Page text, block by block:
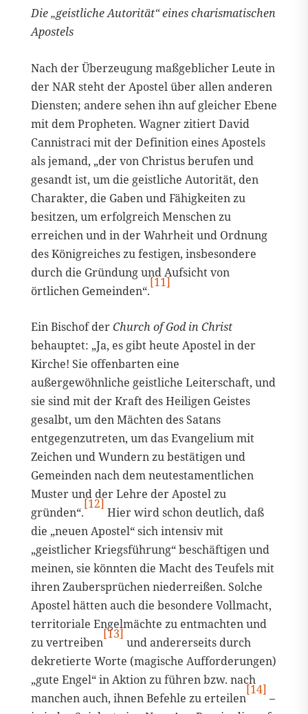
Die „geistliche Autorität“ eines charismatischen
Apostels
Nach der Überzeugung maßgeblicher Leute in
der NAR steht der Apostel über allen anderen
Diensten; andere sehen ihn auf gleicher Ebene
mit dem Propheten. Wagner zitiert David
Cannistraci mit der Definition eines Apostels
als jemand, „der von Christus berufen und
gesandt ist, um die geistliche Autorität, den
Charakter, die Gaben und Fähigkeiten zu
besitzen, um erfolgreich Menschen zu
erreichen und in der Wahrheit und Ordnung
des Königreiches zu festigen, insbesondere
durch die Gründung und Aufsicht von
örtlichen Gemeinden“.
[11]
Ein Bischof derChurch of God in Christ
behauptet: „Ja, es gibt heute Apostel in der
Kirche! Sie offenbarten eine
außergewöhnliche geistliche Leiterschaft, und
sie sind mit der Kraft des Heiligen Geistes
gesalbt, um den Mächten des Satans
entgegenzutreten, um das Evangelium mit
Zeichen und Wundern zu bestätigen und
Gemeinden nach dem neutestamentlichen
Muster und der Lehre der Apostel zu
gründen“.
[12]
Hier wird schon deutlich, daß
die „neuen Apostel“ sich intensiv mit
„geistlicher Kriegsführung“ beschäftigen und
meinen, sie könnten die Macht des Teufels mit
ihren Zaubersprüchen niederreißen. Solche
Apostel hätten auch die besondere Vollmacht,
territoriale Engelmächte zu entmachten und
zu vertreiben
[13]
und andererseits durch
dekretierte Worte (magische Aufforderungen)
„gute Engel“ in Aktion zu führen bzw. nach
manchen auch, ihnen Befehle zu erteilen
[14]
–